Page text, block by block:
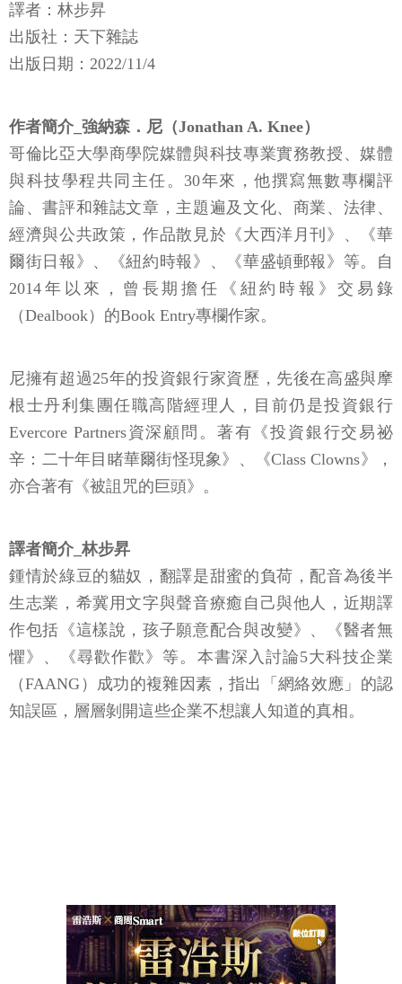
譯者：林步昇
出版社：天下雜誌
出版日期：2022/11/4
作者簡介_強納森．尼（Jonathan A. Knee）
哥倫比亞大學商學院媒體與科技專業實務教授、媒體
與科技學程共同主任。30年來，他撰寫無數專欄評
論、書評和雜誌文章，主題遍及文化、商業、法律、
經濟與公共政策，作品散見於《大西洋月刊》、《華
爾街日報》、《紐約時報》、《華盛頓郵報》等。自
2014年以來，曾長期擔任《紐約時報》交易錄
（Dealbook）的Book Entry專欄作家。
尼擁有超過25年的投資銀行家資歷，先後在高盛與摩
根士丹利集團任職高階經理人，目前仍是投資銀行
Evercore Partners資深顧問。著有《投資銀行交易祕
辛：二十年目睹華爾街怪現象》、《Class Clowns》，
亦合著有《被詛咒的巨頭》。
譯者簡介_林步昇
鍾情於綠豆的貓奴，翻譯是甜蜜的負荷，配音為後半
生志業，希冀用文字與聲音療癒自己與他人，近期譯
作包括《這樣說，孩子願意配合與改變》、《醫者無
懼》、《尋歡作歡》等。本書深入討論5大科技企業
（FAANG）成功的複雜因素，指出「網絡效應」的認
知誤區，層層剝開這些企業不想讓人知道的真相。